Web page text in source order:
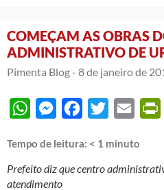
COMEÇAM AS OBRAS
ADMINISTRATIVO DE
Pimenta Blog - 8 de janeiro de
WhatsAppMessengerFacebook
Twitter Email
Tempo de leitura: < 1 minuto
Prefeito diz que centro
atendimento